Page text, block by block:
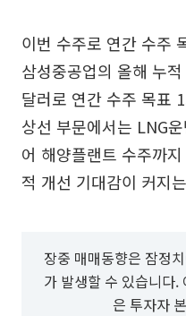
이번 수주로 연간 수주
삼성중공업의 올해 누
달러로 연간 수주 목표
상선 부문에서는 LNG
어 해양플랜트 수주까
적 개선 기대감이 커지
장중 매매동향은 잠정
가 발생할 수 있습니다.
은 투자자